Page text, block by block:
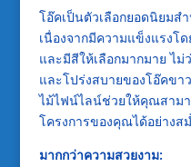
โอ๊คเป็นตัวเลือกยอดนิยมส
เนื่องจากมีความแข็งแรงโ
และมีสีให้เลือกมากมาย ไ
และโปร่งสบายของโอ๊คข
ไม้ไฟน์ไลน์ช่วยให้คุณสาม
โครงการของคุณได้อย่างส
มากกว่าความสวยงาม: